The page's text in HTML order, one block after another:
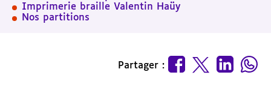
Imprimerie braille Valentin Haüy
Nos partitions
Partager :